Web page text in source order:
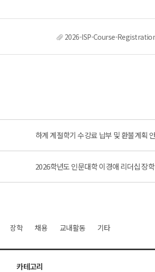
2026-ISP-Course-
하계 계절학기 수강료 납부 및 환불계획
2026학년도 인문대학 이경애 리더십 장
장학 채용 교내활동 기타
카테고리